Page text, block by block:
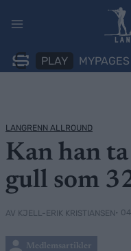
PLAY MYPAGES
LANGRENN ALLROUND
Kan han
gull som
AV KJELL-ERIK KRISTIANSEN•
Medlemsartikler